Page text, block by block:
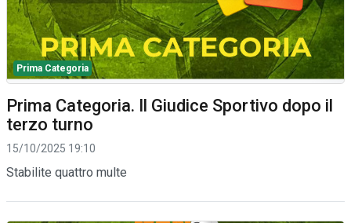
Prima Categoria
Prima Categoria. Il Giudice Sportivo dopo il
terzo turno
15/10/2025 19:10
Stabilite quattro multe